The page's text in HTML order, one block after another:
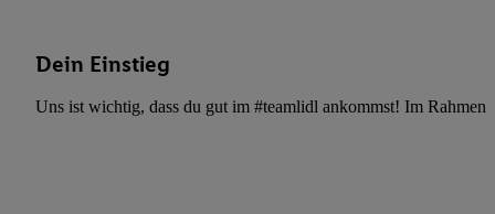
Dein Einstieg
Uns ist wichtig, dass du gut im #teamlidl ankommst! Im Rahmen